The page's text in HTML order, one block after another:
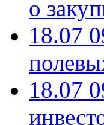
о
18.07
18.07